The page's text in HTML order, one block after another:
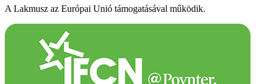
A Lakmusz az Európai Unió támogatásával működik.